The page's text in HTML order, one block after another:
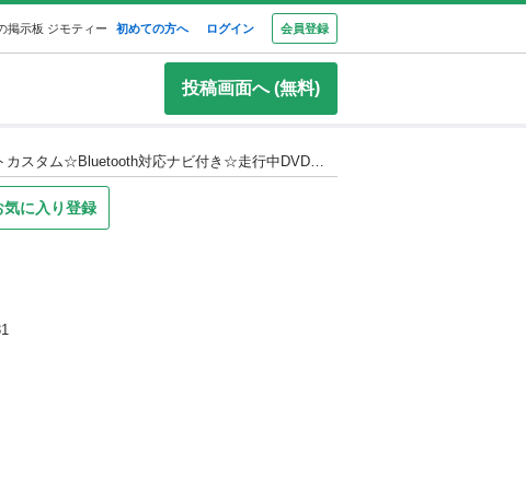
掲示板 ジモティー 初めての方へ ログイン 会員登録
投稿画面へ (無料)
安心の1年保証付き‼️ 27年式☆月々9千円〜分割可❗️車検2年付き！【名義変更代込み】広い車内！大人気‼️ダイハツ タントカスタム☆Bluetooth対応ナビ付き☆走行中DVD見れます♪ETC付き☆便利なバックカメラ付き☆純正アルミ☆事故修復歴無し☆電動スライドドア☆ドライブレコーダー☆そのまま乗って帰れます！
気に入り登録